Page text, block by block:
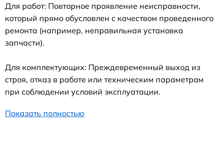
Для работ: Повторное проявление неисправности,
который прямо обусловлен с качеством проведенного
ремонта (например, неправильная установка
запчасти).
Для комплектующих: Преждевременный выход из
строя, отказ в работе или техническим параметрам
при соблюдении условий эксплуатации.
Показать полностью